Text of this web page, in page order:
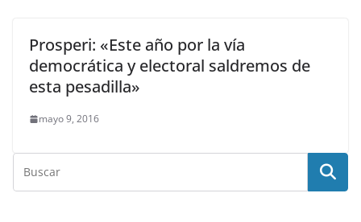
Prosperi: «Este año por la vía
democrática y electoral saldremos de
esta pesadilla»
mayo 9, 2016